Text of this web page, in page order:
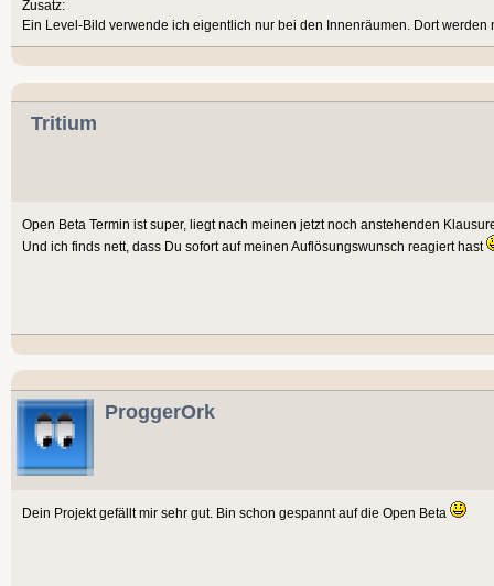
Zusatz:
Ein Level-Bild verwende ich eigentlich nur bei den Innenräumen. Dort
Tritium
Open Beta Termin ist super, liegt nach meinen jetzt noch anstehenden
Und ich finds nett, dass Du sofort auf meinen Auflösungswunsch reagiert hast
ProggerOrk
Dein Projekt gefällt mir sehr gut. Bin schon gespannt auf die Open Beta